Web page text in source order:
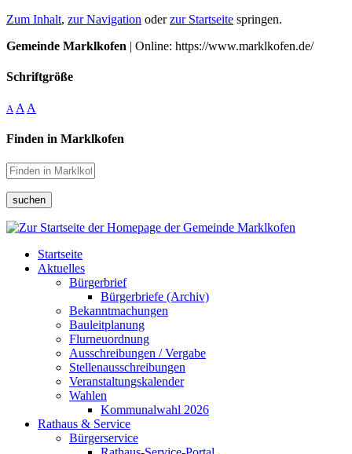
Zum Inhalt, zur Navigation oderzur Startseite springen.
Gemeinde Marklkofen | Online: https://www.marklkofen.de/
Schriftgröße
A A A
Finden in Marklkofen
suchen
Startseite
Aktuelles
Bürgerbrief
Bürgerbriefe (Archiv)
Bekanntmachungen
Bauleitplanung
Flurneuordnung
Ausschreibungen / Vergabe
Stellenausschreibungen
Veranstaltungskalender
Wahlen
Kommunalwahl 2026
Rathaus & Service
Bürgerservice